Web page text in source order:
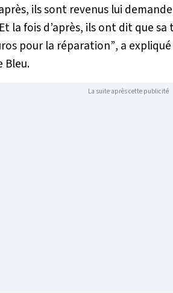
ils sont revenus lui
la fois d’après, ils ont dit que
pour la réparation”, a
Bleu.
La suite après cette publicité